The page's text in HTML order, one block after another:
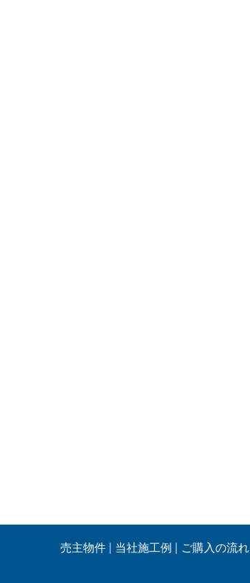
売主物件 当社施工例 ご購入の流れ